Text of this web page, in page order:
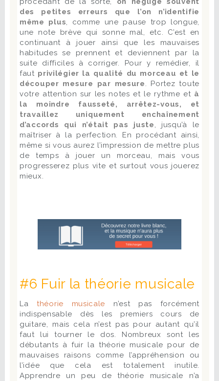
des petites erreurs que l’on n’identifie
même plus, comme une pause trop longue,
une note brève qui sonne mal, etc. C’est en
continuant à jouer ainsi que les mauvaises
habitudes se prennent et deviennent par la
suite difficiles à corriger. Pour y remédier, il
faut privilégier la qualité du morceau et le
découper mesure par mesure. Portez toute
votre attention sur les notes et le rythme et à
la moindre fausseté, arrêtez-vous, et
travaillez uniquement enchaînement
d’accords qui n’était pas juste, jusqu’à le
maîtriser à la perfection. En procédant ainsi,
même si vous aurez l’impression de mettre plus
de temps à jouer un morceau, mais vous
progresserez plus vite et surtout vous jouerez
mieux.
#6 Fuir la théorie musicale
Lathéorie musicale n’est pas forcément
indispensable dès les premiers cours de
guitare, mais cela n’est pas pour autant qu’il
faut lui tourner le dos. Nombreux sont les
débutants à fuir la théorie musicale pour de
mauvaises raisons comme l’appréhension ou
l’idée que cela est totalement inutile.
Apprendre un peu de théorie musicale n’a